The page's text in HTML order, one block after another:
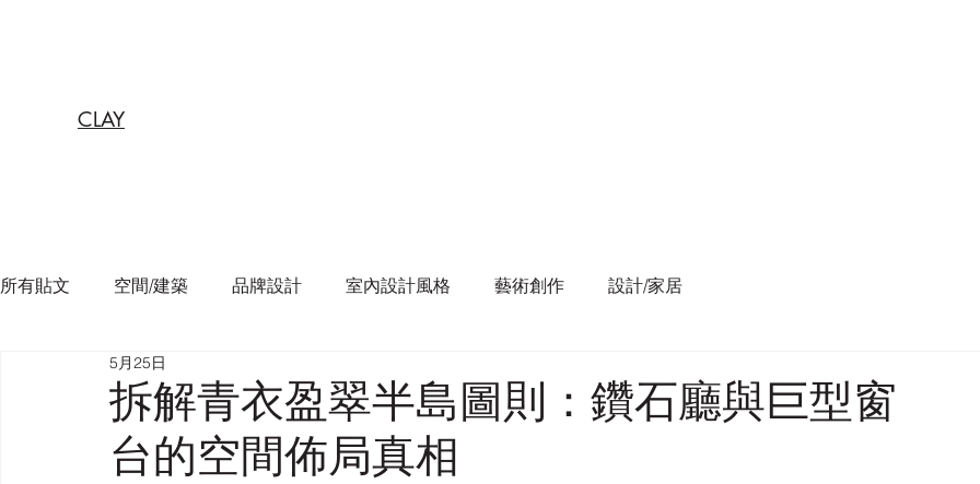
CLAY
所有貼文 空間/建築 品牌設計 室內設計風格 藝術創作 設計/家居
拆解青衣盈翠半島圖則：鑽石廳與巨型窗
台的空間佈局真相
5月25日